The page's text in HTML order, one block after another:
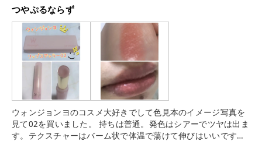
つやぷるならず
ウォンジョンヨのコスメ大好きでして色見本のイメージ写真を
見て02を買いました。 持ちは普通。発色はシアーでツヤは出ま
す。テクスチャーはバーム状で体温で蕩けて伸びはいいです。